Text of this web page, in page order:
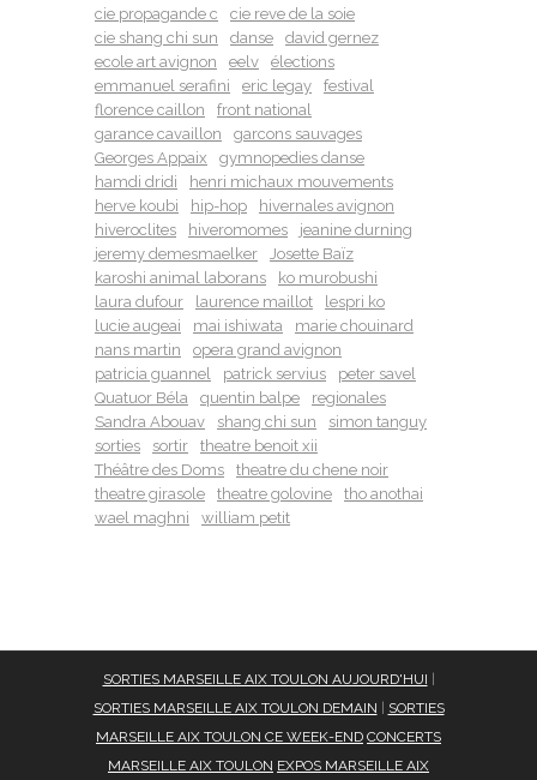
cie propagande c
cie reve de la soie
cie shang chi sun
danse
david gernez
ecole art avignon
eelv
élections
emmanuel serafini
eric legay
festival
florence caillon
front national
garance cavaillon
garcons sauvages
Georges Appaix
gymnopedies danse
hamdi dridi
henri michaux mouvements
herve koubi
hip-hop
hivernales avignon
hiveroclites
hiveromomes
jeanine durning
jeremy demesmaelker
Josette Baïz
karoshi animal laborans
ko murobushi
laura dufour
laurence maillot
lespri ko
lucie augeai
mai ishiwata
marie chouinard
nans martin
opera grand avignon
patricia guannel
patrick servius
peter savel
Quatuor Béla
quentin balpe
regionales
Sandra Abouav
shang chi sun
simon tanguy
sorties
sortir
theatre benoit xii
Théâtre des Doms
theatre du chene noir
theatre girasole
theatre golovine
tho anothai
wael maghni
william petit
SORTIES MARSEILLE AIX TOULON AUJOURD'HUI
SORTIES MARSEILLE AIX TOULON DEMAIN
SORTIES
MARSEILLE AIX TOULON CE WEEK-END CONCERTS
MARSEILLE AIX TOULON EXPOS MARSEILLE AIX